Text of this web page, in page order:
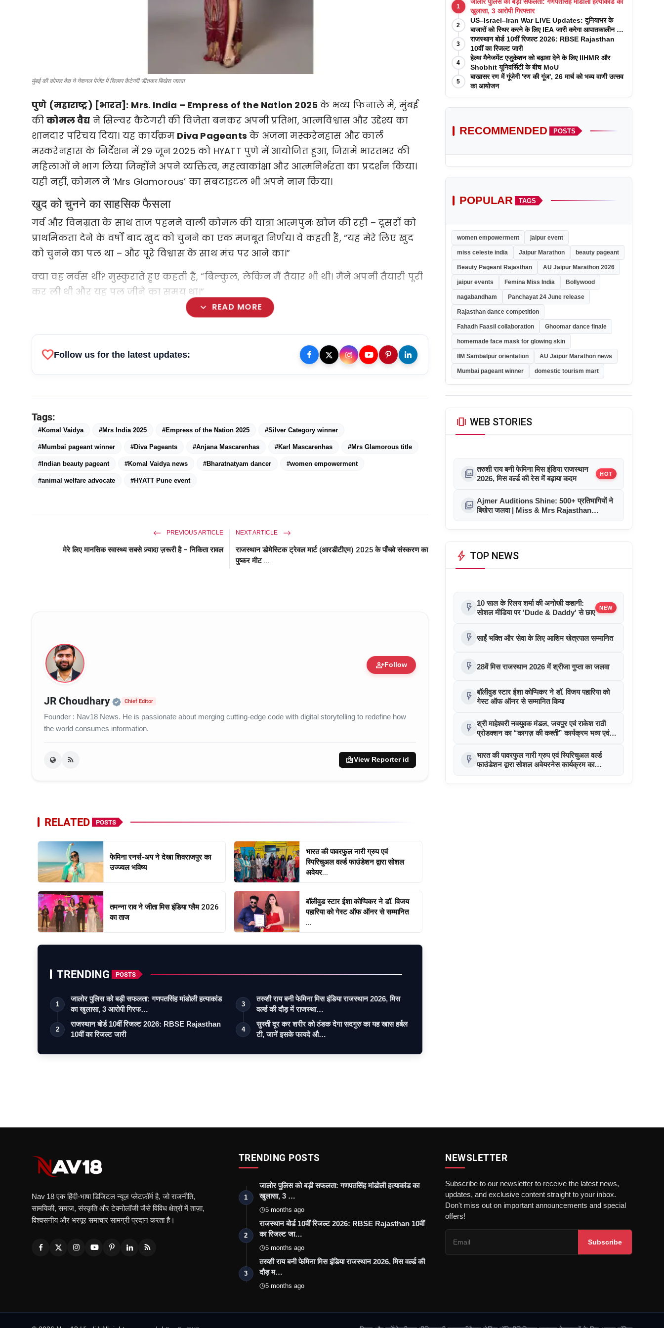
मुंबई की कोमल वैद्य ने नेशनल पेजेंट में सिल्वर कैटेगरी जीतकर बिखेरा जलवा
पुणे (महाराष्ट्र) [भारत]: Mrs. India – Empress of the Nation 2025 के भव्य फिनाले में, मुंबई
कीकोमल वैद्य ने सिल्वर कैटेगरी की विजेता बनकर अपनी प्रतिभा, आत्मविश्वास और उद्देश्य का
शानदार परिचय दिया। यह कार्यक्रम Diva Pageants के अंजना मस्करेनहास और कार्ल
मस्करेनहास के निर्देशन में 29 जून 2025 को HYATT पुणे में आयोजित हुआ, जिसमें भारतभर की
महिलाओं ने भाग लिया जिन्होंने अपने व्यक्तित्व, महत्वाकांक्षा और आत्मनिर्भरता का प्रदर्शन किया।
यही नहीं, कोमल ने ‘Mrs Glamorous’ का सबटाइटल भी अपने नाम किया।
खुद को चुनने का साहसिक फैसला
गर्व और विनम्रता के साथ ताज पहनने वाली कोमल की यात्रा आत्मपुनः खोज की रही – दूसरों को
प्राथमिकता देने के वर्षों बाद खुद को चुनने का एक मजबूत निर्णय। वे कहती हैं, “यह मेरे लिए खुद
को चुनने का पल था – और पूरे विश्वास के साथ मंच पर आने का।”
क्या वह नर्वस थीं? मुस्कुराते हुए कहती हैं, “बिल्कुल, लेकिन मैं तैयार भी थी। मैंने अपनी तैयारी पूरी
कर ली थी और यह पल जीने का समय था।”
expand_more READ MORE
favoriteFollow us for the latest updates:
Tags:
#Komal Vaidya #Mrs India 2025 #Empress of the Nation 2025 #Silver Category winner
#Mumbai pageant winner #Diva Pageants #Anjana Mascarenhas #Karl Mascarenhas #Mrs Glamorous title
#Indian beauty pageant #Komal Vaidya news #Bharatnatyam dancer #women empowerment
#animal welfare advocate #HYATT Pune event
PREVIOUS ARTICLE
मेरे लिए मानसिक स्वास्थ्य सबसे ज़्यादा ज़रूरी है – निकिता रावल
NEXT ARTICLE
राजस्थान डोमेस्टिक ट्रेवल मार्ट (आरडीटीएम) 2025 के पाँचवे संस्करण का
पुष्कर मीट ...
person_addFollow
JR Choudhary Official | Verified Expert • 05 Aug, 2014
Chief Editor
Founder : Nav18 News. He is passionate about merging cutting-edge code with digital storytelling to redefine how
the world consumes information.
badgeView Reporter id
RELATED POSTS
फेमिना रनर्स-अप ने देखा शिवराजपुर का
उज्ज्वल भविष्य
भारत की पावरफुल नारी ग्रुप एवं
स्पिरिचुअल वर्ल्ड फाउंडेशन द्वारा सोशल
अवेयर...
तमन्ना राव ने जीता मिस इंडिया ग्लैम 2026
का ताज
बॉलीवुड स्टार ईशा कोप्पिकर ने डॉ. विजय
पहारिया को गेस्ट ऑफ ऑनर से सम्मानित
...
TRENDING POSTS
1
जालोर पुलिस को बड़ी सफलता: गणपतसिंह मांडोली हत्याकांड
का खुलासा, 3 आरोपी गिरफ…
2
राजस्थान बोर्ड 10वीं रिजल्ट 2026: RBSE Rajasthan
10वीं का रिजल्ट जारी
3
तरुशी राय बनी फेमिना मिस इंडिया राजस्थान 2026, मिस
वर्ल्ड की दौड़ में राजस्था…
4
सुस्ती दूर कर शरीर को ठंडक देगा सदगुरु का यह खास हर्बल
टी, जानें इसके फायदे औ…
1
खुलासा, 3 आरोपी गिरफ्तार
2
US–Israel–Iran War LIVE Updates: दुनियाभर के
बाजारों को स्थिर करने के लिए IEA जारी करेगा आपातकालीन तेल
रिजर्व
3
राजस्थान बोर्ड 10वीं रिजल्ट 2026: RBSE Rajasthan
10वीं का रिजल्ट जारी
4
हेल्थ मैनेजमेंट एजुकेशन को बढ़ावा देने के लिए IIHMR और
Shobhit यूनिवर्सिटी के बीच MoU
5
बाखासर रण में गूंजेगी 'रण की गूंज', 26 मार्च को भव्य वाणी उत्सव
का आयोजन
RECOMMENDED POSTS
POPULAR TAGS
women empowerment jaipur event
miss celeste india Jaipur Marathon beauty pageant
Beauty Pageant Rajasthan AU Jaipur Marathon 2026
jaipur events Femina Miss India Bollywood
nagabandham Panchayat 24 June release
Rajasthan dance competition
Fahadh Faasil collaboration Ghoomar dance finale
homemade face mask for glowing skin
IIM Sambalpur orientation AU Jaipur Marathon news
Mumbai pageant winner domestic tourism mart
amp_stories WEB STORIES
photo_library तरुशी राय बनी फेमिना मिस इंडिया राजस्थान
2026, मिस वर्ल्ड की रेस में बढ़ाया कदम
HOT
photo_library Ajmer Auditions Shine: 500+ प्रतिभागियों ने
बिखेरा जलवा | Miss & Mrs Rajasthan
bolt TOP NEWS
flash_on
10 साल के रिलय शर्मा की अनोखी कहानी:
सोशल मीडिया पर 'Dude & Daddy' से छाए
NEW
flash_on साईं भक्ति और सेवा के लिए आशिम खेत्रपाल सम्मानित
flash_on 28वें मिस राजस्थान 2026 में श्रीजा गुप्ता का जलवा
flash_on बॉलीवुड स्टार ईशा कोप्पिकर ने डॉ. विजय पहारिया को
गेस्ट ऑफ ऑनर से सम्मानित किया
flash_on श्री माहेश्वरी नवयुवक मंडल, जयपुर एवं राकेश राठी
प्रोडक्शन का “कागज़ की कश्ती” कार्यक्रम भव्य एवं
flash_on भारत की पावरफुल नारी ग्रुप एवं स्पिरिचुअल वर्ल्ड
फाउंडेशन द्वारा सोशल अवेयरनेस कार्यक्रम का
Nav 18 एक हिंदी‑भाषा डिजिटल न्यूज़ प्लेटफ़ॉर्म है, जो राजनीति,
सामयिकी, समाज, संस्कृति और टेक्नोलॉजी जैसे विविध क्षेत्रों में ताज़ा,
विश्वसनीय और भरपूर समाचार सामग्री प्रदान करता है।
TRENDING POSTS
1
जालोर पुलिस को बड़ी सफलता: गणपतसिंह मांडोली हत्याकांड का
खुलासा, 3 …
5 months ago
2
राजस्थान बोर्ड 10वीं रिजल्ट 2026: RBSE Rajasthan 10वीं
का रिजल्ट जा…
5 months ago
3
तरुशी राय बनी फेमिना मिस इंडिया राजस्थान 2026, मिस वर्ल्ड की
दौड़ म…
5 months ago
NEWSLETTER
Subscribe to our newsletter to receive the latest news,
updates, and exclusive content straight to your inbox.
Don't miss out on important announcements and special
offers!
Subscribe